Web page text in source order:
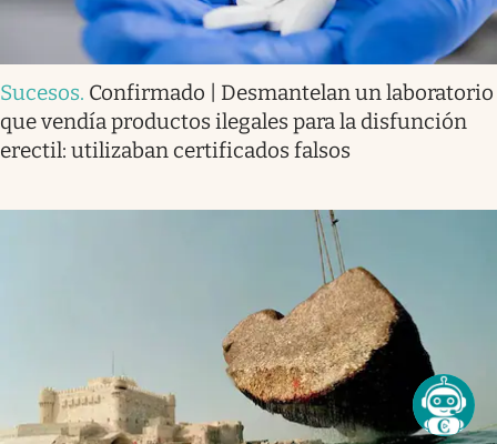
Sucesos. Confirmado | Desmantelan un laboratorio
que vendía productos ilegales para la disfunción
erectil: utilizaban certificados falsos